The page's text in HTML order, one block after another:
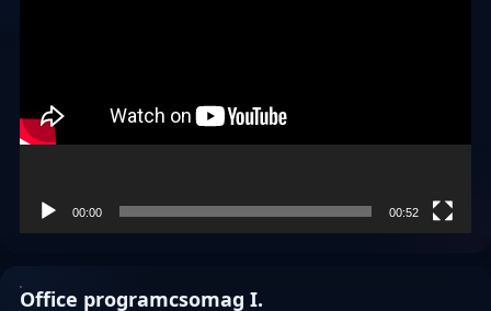
00:00 00:52
Office programcsomag I.